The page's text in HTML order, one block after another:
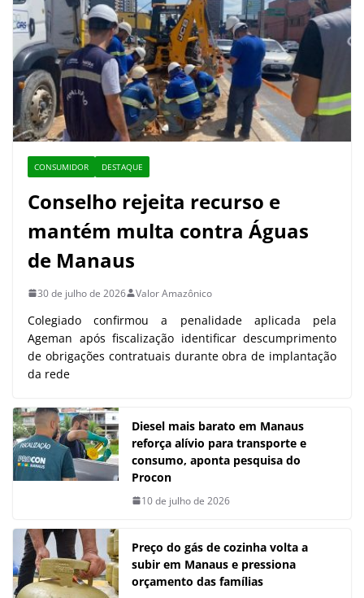
CONSUMIDOR DESTAQUE
Conselho rejeita recurso e
mantém multa contra Águas
de Manaus
30 de julho de 2026 Valor Amazônico
Colegiado confirmou a penalidade aplicada pela
Ageman após fiscalização identificar descumprimento
de obrigações contratuais durante obra de implantação
da rede
Diesel mais barato em Manaus
reforça alívio para transporte e
consumo, aponta pesquisa do
Procon
10 de julho de 2026
Preço do gás de cozinha volta a
subir em Manaus e pressiona
orçamento das famílias